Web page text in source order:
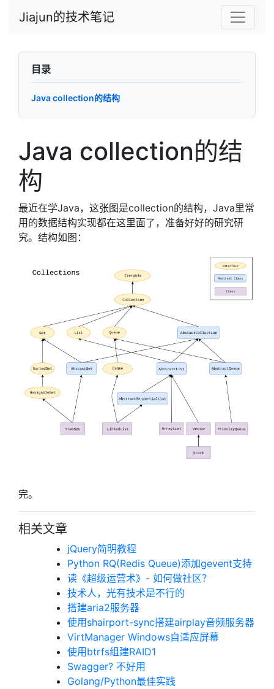
Jiajun的技术笔记
目录
Java collection的结构
Java collection的结
构
最近在学Java，这张图是collection的结构，Java里常
用的数据结构实现都在这里面了，准备好好的研究研
究。结构如图：
完。
相关文章
jQuery简明教程
Python RQ(Redis Queue)添加gevent支持
读《超级运营术》- 如何做社区？
技术人，光有技术是不行的
搭建aria2服务器
使用shairport-sync搭建airplay音频服务器
VirtManager Windows自适应屏幕
使用btrfs组建RAID1
Swagger? 不好用
Golang/Python最佳实践